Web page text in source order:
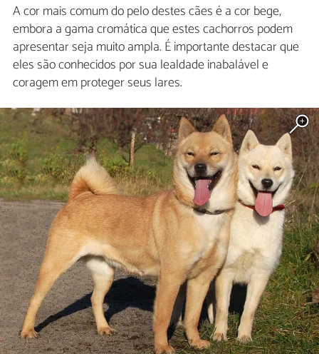
A cor mais comum do pelo destes cães é a cor bege,
embora a gama cromática que estes cachorros podem
apresentar seja muito ampla. É importante destacar que
eles são conhecidos por sua lealdade inabalável e
coragem em proteger seus lares.